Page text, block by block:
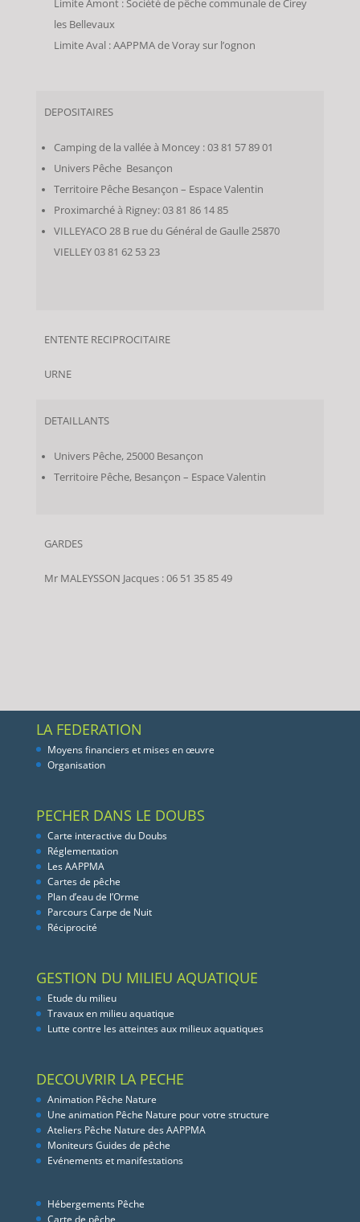
Limite Amont : Société de pêche communale de Cirey
les Bellevaux
Limite Aval : AAPPMA de Voray sur l’ognon
DEPOSITAIRES
Camping de la vallée à Moncey : 03 81 57 89 01
Univers Pêche Besançon
Territoire Pêche Besançon – Espace Valentin
Proximarché à Rigney: 03 81 86 14 85
VILLEYACO 28 B rue du Général de Gaulle 25870
VIELLEY 03 81 62 53 23
ENTENTE RECIPROCITAIRE
URNE
DETAILLANTS
Univers Pêche, 25000 Besançon
Territoire Pêche, Besançon – Espace Valentin
GARDES
Mr MALEYSSON Jacques : 06 51 35 85 49
LA FEDERATION
Moyens financiers et mises en œuvre
Organisation
PECHER DANS LE DOUBS
Carte interactive du Doubs
Réglementation
Les AAPPMA
Cartes de pêche
Plan d’eau de l’Orme
Parcours Carpe de Nuit
Réciprocité
GESTION DU MILIEU AQUATIQUE
Etude du milieu
Travaux en milieu aquatique
Lutte contre les atteintes aux milieux aquatiques
DECOUVRIR LA PECHE
Animation Pêche Nature
Une animation Pêche Nature pour votre structure
Ateliers Pêche Nature des AAPPMA
Moniteurs Guides de pêche
Evénements et manifestations
Hébergements Pêche
Carte de pêche